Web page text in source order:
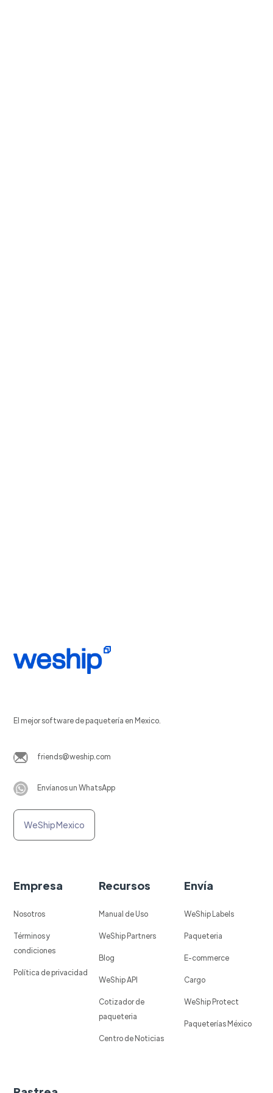
El mejor software de paquetería en Mexico.
friends@weship.com
Envíanos un WhatsApp
WeShip Mexico
Empresa
Nosotros
Términos y
condiciones
Política de privacidad
Recursos
Manual de Uso
WeShip Partners
Blog
WeShip API
Cotizador de
paqueteria
Centro de Noticias
Envía
WeShip Labels
Paqueteria
E-commerce
Cargo
WeShip Protect
Paqueterías México